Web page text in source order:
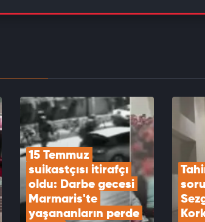
Kamuoyu araştırmacısı Burhan Eptemli'nin Yeni
Başkan Erdoğan ile Bahçeli bugün bir araya gelecek
VIDEOYU İZLE
15 Temmuz
suikastçısı itirafçı
oldu: Darbe gecesi
Marmaris'te
yaşananların perde